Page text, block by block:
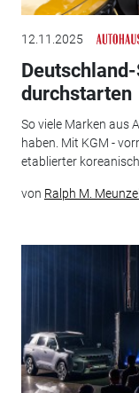
12.11.2025
durchstarten
So viele Marken aus
haben. Mit KGM -
etablierter
von Ralph M. Meunzel